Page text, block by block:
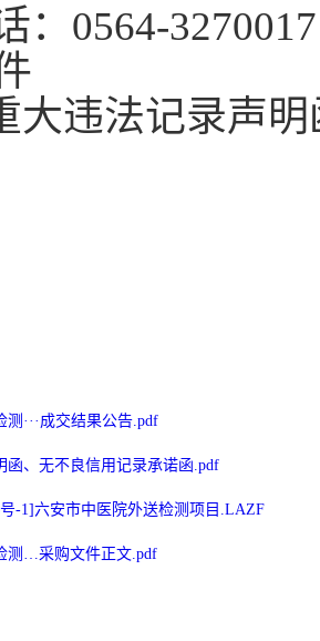
：0564-3270017
大违法记录声
···成交结果公告.pdf
函、无不良信用记录承诺函.pdf
号-1]六安市中医院外送检测项目.LAZF
测…采购文件正文.pdf